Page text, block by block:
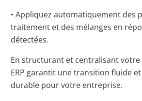
• Appliquez automatiquement des
traitement et des mélanges en
détectées.
En structurant et centralisant votre
ERP garantit une transition fluide
durable pour votre entreprise.